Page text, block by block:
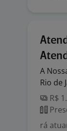
A
Rio de
R$
rá